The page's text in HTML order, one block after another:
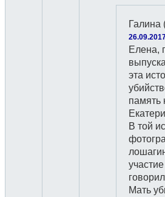
Елена,
эта
память
В той
Мать